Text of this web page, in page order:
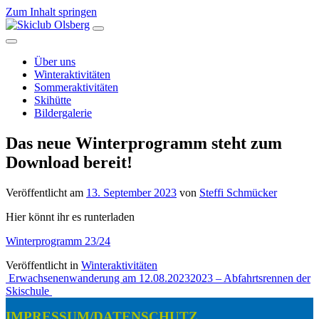
Zum Inhalt springen
Hauptnavigation
Über uns
Winteraktivitäten
Sommeraktivitäten
Skihütte
Bildergalerie
Das neue Winterprogramm steht zum
Download bereit!
Veröffentlicht am 13. September 2023 von Steffi Schmücker
Hier könnt ihr es runterladen
Winterprogramm 23/24
Veröffentlicht in Winteraktivitäten
Beitragsnavigation
Erwachsenenwanderung am 12.08.20232023 – Abfahrtsrennen der
Skischule